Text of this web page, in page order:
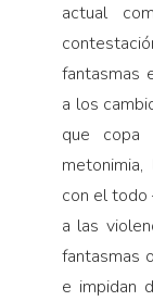
actual
fantasmas
a los
que
con el todo
a las
fantasmas
e impidan